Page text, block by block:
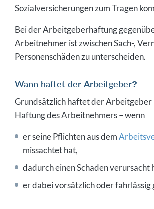
Sozialversicherungen zum Tragen
Bei der Arbeitgeberhaftung
Arbeitnehmer ist zwischen Sach-,
Personenschäden zu unterscheiden.
Wann haftet der Arbeitgeber?
Grundsätzlich haftet der Arbeitgeber
Haftung des Arbeitnehmers – wenn
er sei­ne Pflich­ten aus dem
missachtet hat,
da­durch ei­nen Scha­den ver­ur­sacht
er dabei vorsätz­lich oder fahrlässig